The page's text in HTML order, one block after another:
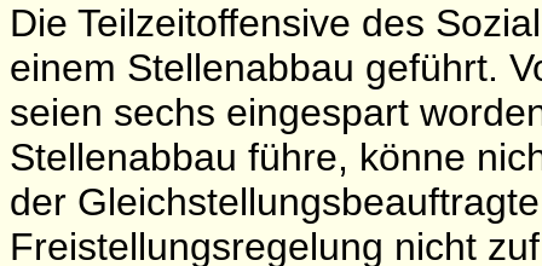
Die Teilzeitoffensive des
einem Stellenabbau geführt.
seien sechs eingespart
Stellenabbau führe, könne
der
Freistellungsregelung nicht